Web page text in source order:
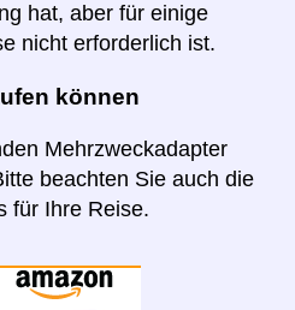
hat, aber für einige
nicht erforderlich ist.
können
Mehrzweckadapter
beachten Sie auch die
für Ihre Reise.